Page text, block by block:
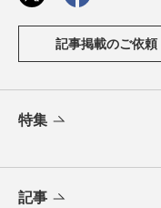
記事掲載のご依頼
特集
記事